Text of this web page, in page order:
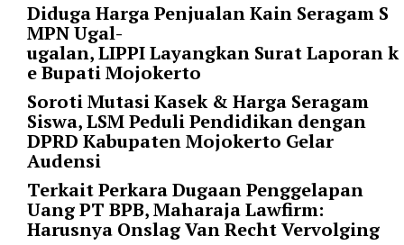
Diduga Harga Penjualan Kain Seragam S
MPN Ugal-
ugalan, LIPPI Layangkan Surat Laporan k
e Bupati Mojokerto
Soroti Mutasi Kasek & Harga Seragam
Siswa, LSM Peduli Pendidikan dengan
DPRD Kabupaten Mojokerto Gelar
Audensi
Terkait Perkara Dugaan Penggelapan
Uang PT BPB, Maharaja Lawfirm:
Harusnya Onslag Van Recht Vervolging